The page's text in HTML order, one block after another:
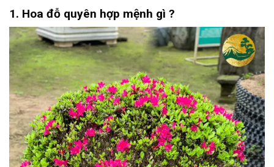
1. Hoa đỗ quyên hợp mệnh gì ?